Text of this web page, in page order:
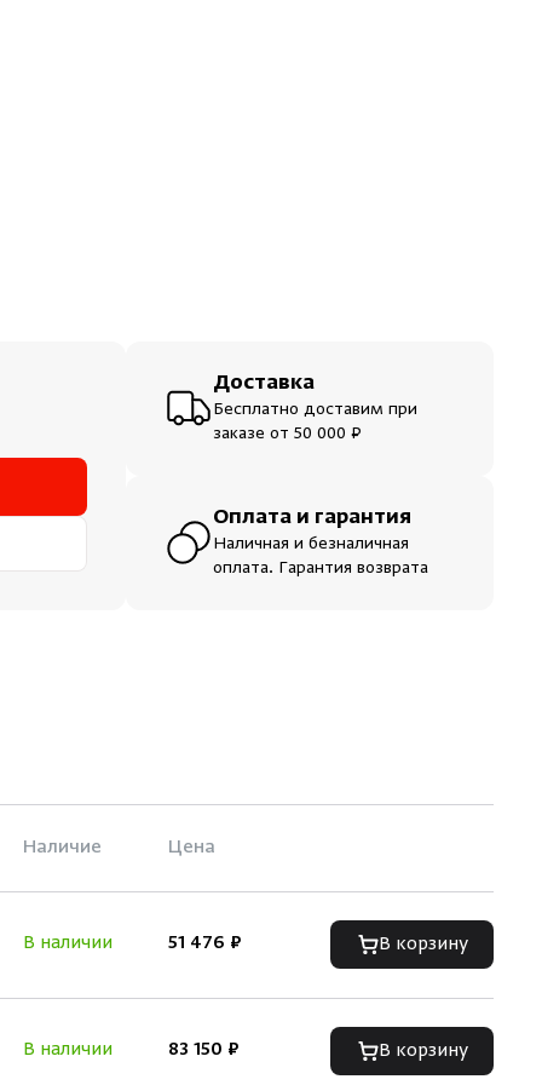
Доставка
Бесплатно доставим при
заказе от 50 000 ₽
Оплата и гарантия
Наличная и безналичная
оплата. Гарантия возврата
Наличие Цена
В наличии 51 476 ₽ В корзину
В наличии 83 150 ₽ В корзину